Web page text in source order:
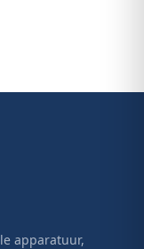
apparatuur,